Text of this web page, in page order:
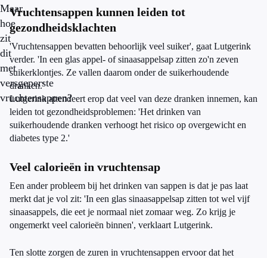
Maar
hoe
zit
dit
met
versgeperste
vruchtensappen?
Vruchtensappen kunnen leiden tot
gezondheidsklachten
'Vruchtensappen bevatten behoorlijk veel suiker', gaat Lutgerink
verder. 'In een glas appel- of sinaasappelsap zitten zo'n zeven
suikerklontjes. Ze vallen daarom onder de suikerhoudende
dranken.'
Lutgerink attendeert erop dat veel van deze dranken innemen, kan
leiden tot gezondheidsproblemen: 'Het drinken van
suikerhoudende dranken verhoogt het risico op overgewicht en
diabetes type 2.'
Veel calorieën in vruchtensap
Een ander probleem bij het drinken van sappen is dat je pas laat
merkt dat je vol zit: 'In een glas sinaasappelsap zitten tot wel vijf
sinaasappels, die eet je normaal niet zomaar weg. Zo krijg je
ongemerkt veel calorieën binnen', verklaart Lutgerink.
Ten slotte zorgen de zuren in vruchtensappen ervoor dat het